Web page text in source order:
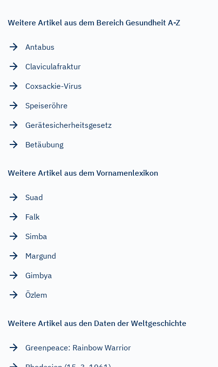
Weitere Artikel aus dem Bereich Gesundheit A-Z
Antabus
Claviculafraktur
Coxsackie-Virus
Speiseröhre
Gerätesicherheitsgesetz
Betäubung
Weitere Artikel aus dem Vornamenlexikon
Suad
Falk
Simba
Margund
Gimbya
Özlem
Weitere Artikel aus den Daten der Weltgeschichte
Greenpeace: Rainbow Warrior